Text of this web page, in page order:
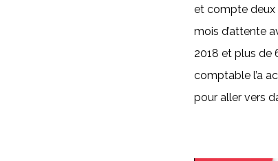
et compte deux
mois d’attente
2018 et plus de
comptable l’a
pour aller vers